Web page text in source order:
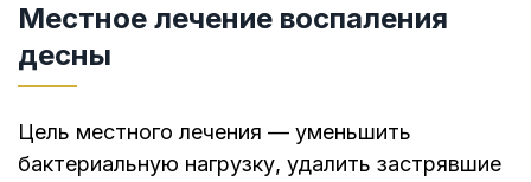
Местное лечение воспаления
десны
Цель местного лечения — уменьшить
бактериальную нагрузку, удалить застрявшие